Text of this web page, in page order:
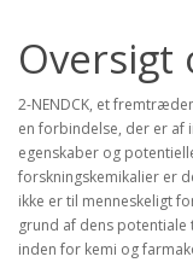
Oversigt
2-NENDCK, et
en forbindelse, der er af
egenskaber og
forskningskemikalier er
ikke er til menneskeligt
grund af dens
inden for kemi og